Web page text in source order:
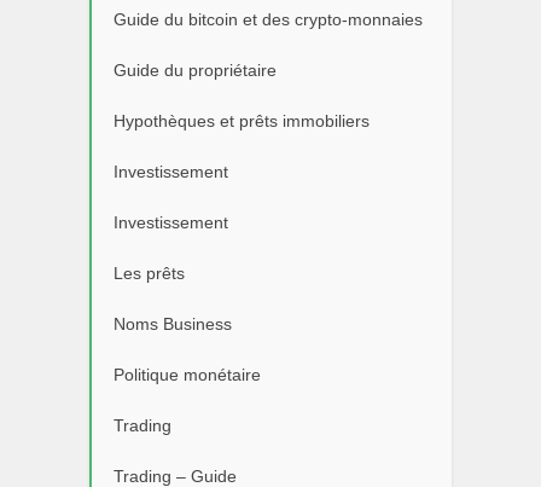
Guide du bitcoin et des crypto-monnaies
Guide du propriétaire
Hypothèques et prêts immobiliers
Investissement
Investissement
Les prêts
Noms Business
Politique monétaire
Trading
Trading – Guide